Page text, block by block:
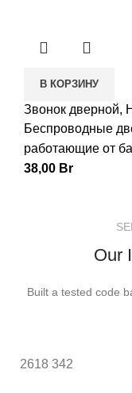
В КОРЗИНУ
Звонок дверной,
Беспроводные
работающие от
38,00 Br
Our
Built a tested code
2618 342